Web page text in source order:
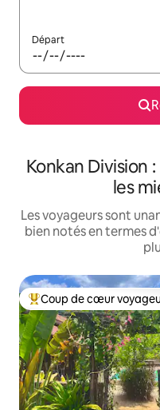
Départ
Konkan Division
les
Les voyageurs sont
bien notés en termes
Coups de cœur
Coup de cœur